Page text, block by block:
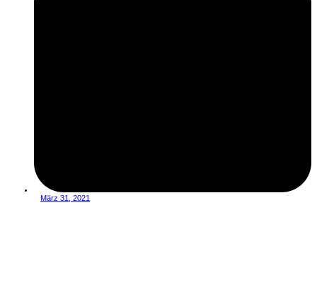
März 31, 2021